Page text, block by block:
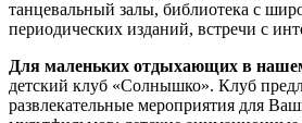
танцевальный залы, библиотека с
периодических изданий, встречи с
Для маленьких отдыхающих в
детский клуб «Солнышко». Клуб
развлекательные мероприятия для